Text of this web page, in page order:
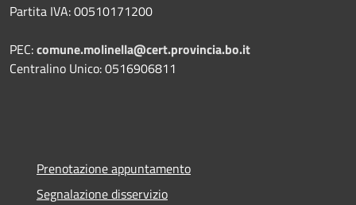
Partita IVA: 00510171200
PEC:comune.molinella@cert.provincia.bo.it
Centralino Unico: 0516906811
Prenotazione appuntamento
Segnalazione disservizio